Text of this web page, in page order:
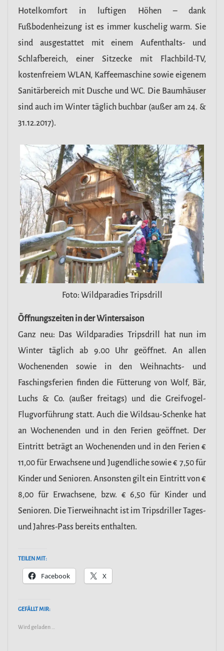
Hotelkomfort in luftigen Höhen – dank
Fußbodenheizung ist es immer kuschelig warm. Sie
sind ausgestattet mit einem Aufenthalts- und
Schlafbereich, einer Sitzecke mit Flachbild-TV,
kostenfreiem WLAN, Kaffeemaschine sowie eigenem
Sanitärbereich mit Dusche und WC. Die Baumhäuser
sind auch im Winter täglich buchbar (außer am 24. &
31.12.2017).
Foto: Wildparadies Tripsdrill
Öffnungszeiten in der Wintersaison
Ganz neu: Das Wildparadies Tripsdrill hat nun im
Winter täglich ab 9.00 Uhr geöffnet. An allen
Wochenenden sowie in den Weihnachts- und
Faschingsferien finden die Fütterung von Wolf, Bär,
Luchs & Co. (außer freitags) und die Greifvogel-
Flugvorführung statt. Auch die Wildsau-Schenke hat
an Wochenenden und in den Ferien geöffnet. Der
Eintritt beträgt an Wochenenden und in den Ferien €
11,00 für Erwachsene und Jugendliche sowie € 7,50 für
Kinder und Senioren. Ansonsten gilt ein Eintritt von €
8,00 für Erwachsene, bzw. € 6,50 für Kinder und
Senioren. Die Tierweihnacht ist im Tripsdriller Tages-
und Jahres-Pass bereits enthalten.
TEILEN MIT:
Facebook X
GEFÄLLT MIR:
Wird geladen …